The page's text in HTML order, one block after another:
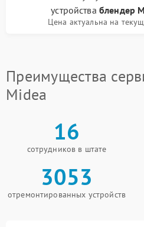
устройства блендер
Цена актуальна на
Преимущества
Midea
16
сотрудников в штате
3053
отремонтированных устройств